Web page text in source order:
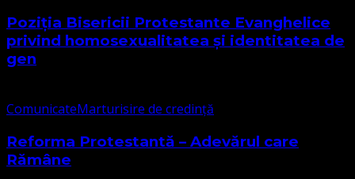
Poziția Bisericii Protestante Evanghelice
privind homosexualitatea și identitatea de
gen
ComunicateMarturisire de credință
Reforma Protestantă – Adevărul care
Rămâne